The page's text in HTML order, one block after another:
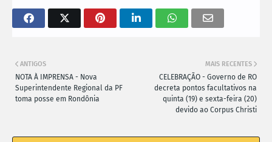
MAIS RECENTES
CELEBRAÇÃO - Governo de RO
decreta pontos facultativos na
quinta (19) e sexta-feira (20)
devido ao Corpus Christi
ANTIGOS
NOTA À IMPRENSA - Nova
Superintendente Regional da PF
toma posse em Rondônia